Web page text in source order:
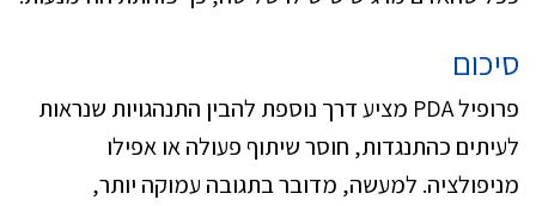
סיכום
פרופיל PDA מציע דרך נוספת להבין התנהגויות שנראות
לעיתים כהתנגדות, חוסר שיתוף פעולה או אפילו
מניפולציה. למעשה, מדובר בתגובה עמוקה יותר,